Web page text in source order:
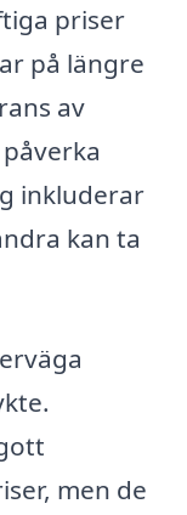
priser
på längre
av
inkluderar
kan ta
men de